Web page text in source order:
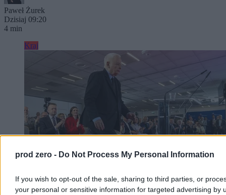
prod zero - Do Not Process My Personal Information
If you wish to opt-out of the sale, sharing to third parties, or
your personal or sensitive information for targeted advertising by
Paweł Żurek
Dzisiaj 09:20
4 min
Kraj